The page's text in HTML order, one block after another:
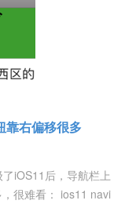
靠右偏移很多
iOS11后，导航栏上
很难看： ios11 navi